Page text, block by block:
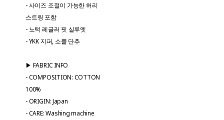
- 사이즈 조절이 가능한 허리
스트링 포함
- 노턱 레귤러 핏 실루엣
- YKK 지퍼, 소뿔 단추
▶ FABRIC INFO
- COMPOSITION: COTTON
100%
- ORIGIN: Japan
- CARE: Washing machine